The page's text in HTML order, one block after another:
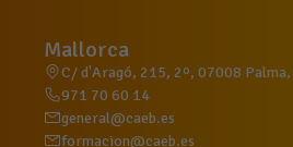
Mallorca
C/ d'Aragó, 215, 2º, 07008
971 70 60 14
general@caeb.es
formacion@caeb.es